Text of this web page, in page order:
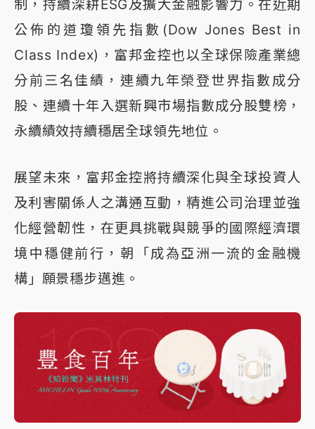
制，持續深耕ESG及擴大金融影響力。在近期
公佈的道瓊領先指數(Dow Jones Best in
Class Index)，富邦金控也以全球保險產業總
分前三名佳績，連續九年榮登世界指數成分
股、連續十年入選新興市場指數成分股雙榜，
永續績效持續穩居全球領先地位。
展望未來，富邦金控將持續深化與全球投資人
及利害關係人之溝通互動，精進公司治理並強
化經營韌性，在更具挑戰與競爭的國際經濟環
境中穩健前行，朝「成為亞洲一流的金融機
構」願景穩步邁進。